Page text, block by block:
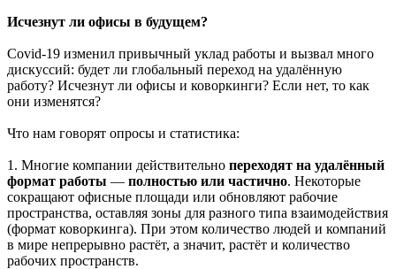
Исчезнут ли офисы в будущем?
Covid-19 изменил привычный уклад работы и вызвал много
дискуссий: будет ли глобальный переход на удалённую
работу? Исчезнут ли офисы и коворкинги? Если нет, то как
они изменятся?
Что нам говорят опросы и статистика:
1. Многие компании действительно переходят на удалённый
формат работы — полностью или частично. Некоторые
сокращают офисные площади или обновляют рабочие
пространства, оставляя зоны для разного типа взаимодействия
(формат коворкинга). При этом количество людей и компаний
в мире непрерывно растёт, а значит, растёт и количество
рабочих пространств.